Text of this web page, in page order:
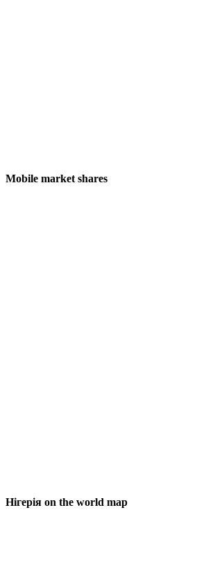
Mobile market shares
Нігерія on the world map